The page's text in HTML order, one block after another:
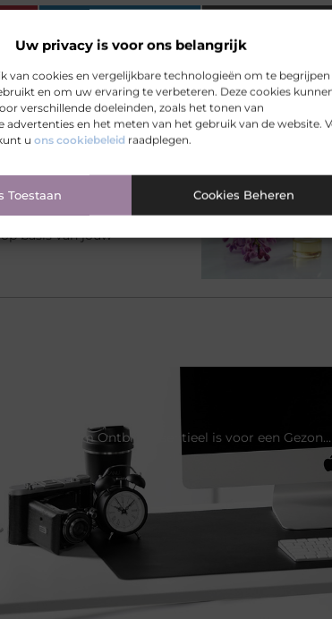
Uw privacy is voor ons belangrijk
van cookies en vergelijkbare technologieën om te
en om uw ervaring te verbeteren. Deze cookies
verschillende doeleinden, zoals het tonen van
advertenties en het meten van het gebruik van de website.
u ons cookiebeleid raadplegen.
Toestaan Cookies Beheren
jou.
soms lastig kan zijn
basis van jouw
Waarom Ontbijt Essentieel is voor een Gezond Leven